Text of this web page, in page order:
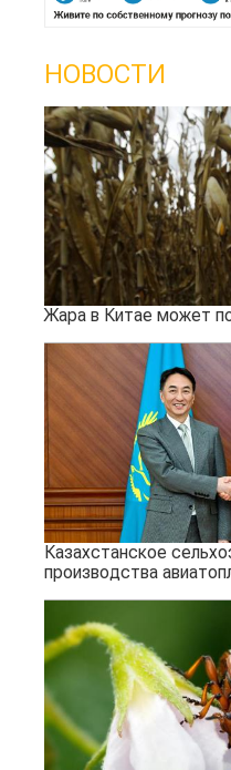
НОВОСТИ
Жара в Китае может
Казахстанское
производства